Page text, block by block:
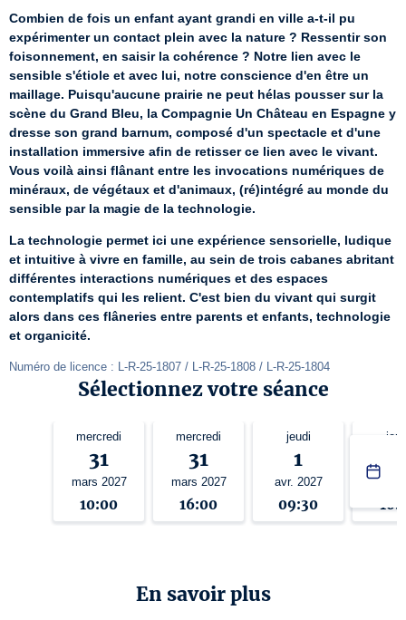
Combien de fois un enfant ayant grandi en ville a-t-il pu
expérimenter un contact plein avec la nature ? Ressentir son
foisonnement, en saisir la cohérence ? Notre lien avec le
sensible s'étiole et avec lui, notre conscience d'en être un
maillage. Puisqu'aucune prairie ne peut hélas pousser sur la
scène du Grand Bleu, la Compagnie Un Château en Espagne y
dresse son grand barnum, composé d'un spectacle et d'une
installation immersive afin de retisser ce lien avec le vivant.
Vous voilà ainsi flânant entre les invocations numériques de
minéraux, de végétaux et d'animaux, (ré)intégré au monde du
sensible par la magie de la technologie.
La technologie permet ici une expérience sensorielle, ludique
et intuitive à vivre en famille, au sein de trois cabanes abritant
différentes interactions numériques et des espaces
contemplatifs qui les relient. C'est bien du vivant qui surgit
alors dans ces flâneries entre parents et enfants, technologie
et organicité.
Numéro de licence : L-R-25-1807 / L-R-25-1808 / L-R-25-1804
Sélectionnez votre séance
mercredi
31
mars 2027
10:00
mercredi
31
mars 2027
16:00
jeudi
1
avr. 2027
09:30
avr.
En savoir plus